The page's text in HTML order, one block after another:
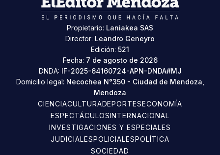
Propietario: Laniakea SAS
Director: Leandro Geneyro
Edición: 521
Fecha: 7 de agosto de 2026
DNDA: IF-2025-64160724-APN-DNDA#MJ
Domicilio legal: Necochea N°350 - Ciudad de Mendoza,
Mendoza
CIENCIACULTURADEPORTESECONOMÍA
ESPECTÁCULOSINTERNACIONAL
INVESTIGACIONES Y ESPECIALES
JUDICIALESPOLICIALESPOLÍTICA
SOCIEDAD